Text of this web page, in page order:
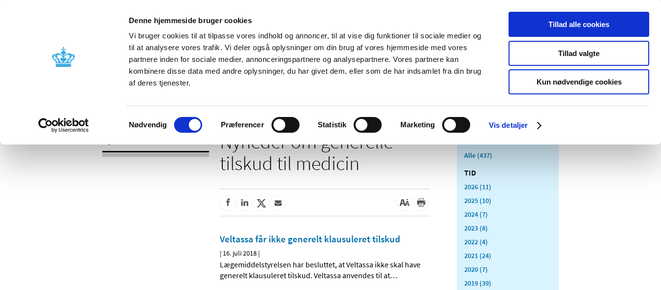
Denne hjemmeside bruger cookies
Vi bruger cookies til at tilpasse vores indhold og annoncer, til at vise dig funktioner til sociale medier og
til at analysere vores trafik. Vi deler også oplysninger om din brug af vores hjemmeside med vores
partnere inden for sociale medier, annonceringspartnere og analysepartnere. Vores partnere kan
kombinere disse data med andre oplysninger, du har givet dem, eller som de har indsamlet fra din brug
af deres tjenester.
Samtykkevalg
Nødvendig Præferencer Statistik Marketing Vis detaljer
Tillad alle cookies
Tillad valgte
Kun nødvendige cookies
Nyheder Om os Kontakt Udgivelser
Godkendelse og
Bivirkninger og
produktinformation
Tilskud og
Apoteker og salg af
Medicinsk
Særlige
produktområder
Nyheder om generelle
tilskud til medicin
Veltassa får ikke generelt klausuleret tilskud
| 16. juli 2018 |
Lægemiddelstyrelsen har besluttet, at Veltassa ikke skal have
generelt klausuleret tilskud. Veltassa anvendes til at…
Alle (437)
TID
2026 (11)
2025 (10)
2024 (7)
2023 (8)
2022 (4)
2021 (24)
2020 (7)
2019 (39)